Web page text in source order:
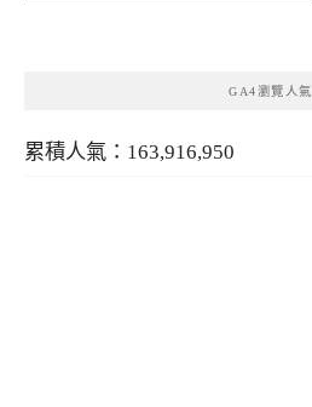
GA4瀏覽人氣
累積人氣：163,916,950